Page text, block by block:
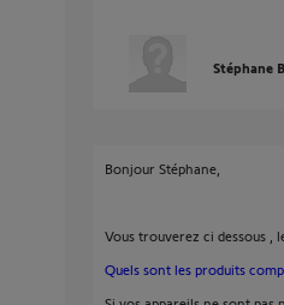
Stéphane
Bonjour Stéphane,
Vous trouverez ci dessous ,
Quels sont les produits